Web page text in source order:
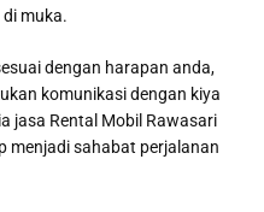
muka.
dengan harapan anda,
komunikasi dengan kiya
jasa Rental Mobil Rawasari
menjadi sahabat perjalanan